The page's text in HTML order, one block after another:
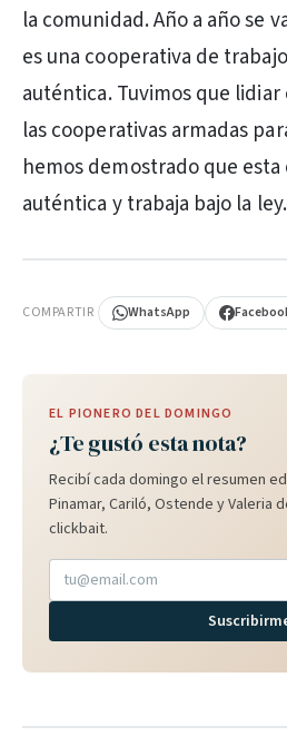
la comunidad. Año a año se
es una cooperativa de
auténtica. Tuvimos que
las cooperativas armadas
hemos demostrado que
auténtica y trabaja bajo la ley.
COMPARTIR WhatsApp
EL PIONERO DEL DOMINGO
¿Te gustó esta nota?
Recibí cada domingo el resumen
Pinamar, Cariló, Ostende y Valeria
clickbait.